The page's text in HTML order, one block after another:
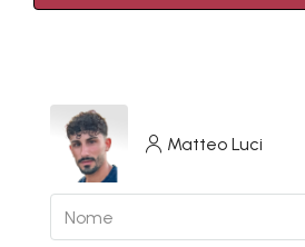
Matteo Luci